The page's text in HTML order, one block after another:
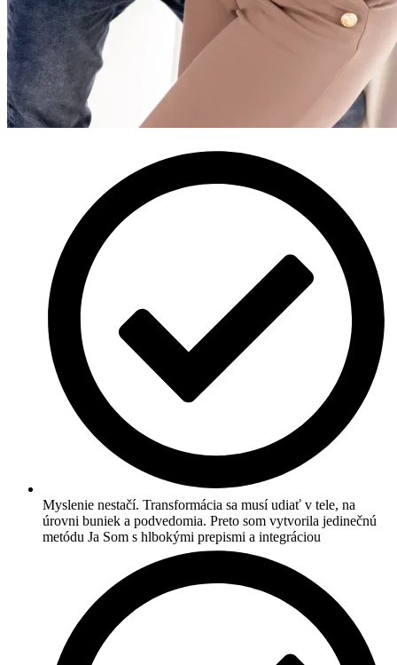
Myslenie nestačí. Transformácia sa musí udiať v tele, na
úrovni buniek a podvedomia. Preto som vytvorila jedinečnú
metódu Ja Som s hlbokými prepismi a integráciou